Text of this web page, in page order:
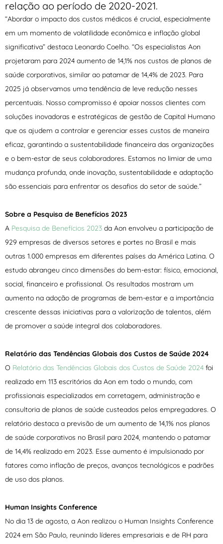
relação ao período de 2020-2021.
“Abordar o impacto dos custos médicos é crucial, especialmente
em um momento de volatilidade econômica e inflação global
significativa” destaca Leonardo Coelho. “Os especialistas Aon
projetaram para 2024 aumento de 14,1% nos custos de planos de
saúde corporativos, similar ao patamar de 14,4% de 2023. Para
2025 já observamos uma tendência de leve redução nesses
percentuais. Nosso compromisso é apoiar nossos clientes com
soluções inovadoras e estratégicas de gestão de Capital Humano
que os ajudem a controlar e gerenciar esses custos de maneira
eficaz, garantindo a sustentabilidade financeira das organizações
e o bem-estar de seus colaboradores. Estamos no limiar de uma
mudança profunda, onde inovação, sustentabilidade e adaptação
são essenciais para enfrentar os desafios do setor de saúde.”
Sobre a Pesquisa de Benefícios 2023
A Pesquisa de Benefícios 2023 da Aon envolveu a participação de
929 empresas de diversos setores e portes no Brasil e mais
outras 1.000 empresas em diferentes países da América Latina. O
estudo abrangeu cinco dimensões do bem-estar: físico, emocional,
social, financeiro e profissional. Os resultados mostram um
aumento na adoção de programas de bem-estar e a importância
crescente dessas iniciativas para a valorização de talentos, além
de promover a saúde integral dos colaboradores.
Relatório das Tendências Globais dos Custos de Saúde 2024
O Relatório das Tendências Globais dos Custos de Saúde 2024 foi
realizado em 113 escritórios da Aon em todo o mundo, com
profissionais especializados em corretagem, administração e
consultoria de planos de saúde custeados pelos empregadores. O
relatório destaca a previsão de um aumento de 14,1% nos planos
de saúde corporativos no Brasil para 2024, mantendo o patamar
de 14,4% realizado em 2023. Esse aumento é impulsionado por
fatores como inflação de preços, avanços tecnológicos e padrões
de uso dos planos.
Human Insights Conference
No dia 13 de agosto, a Aon realizou o Human Insights Conference
2024 em São Paulo, reunindo líderes empresariais e de RH para